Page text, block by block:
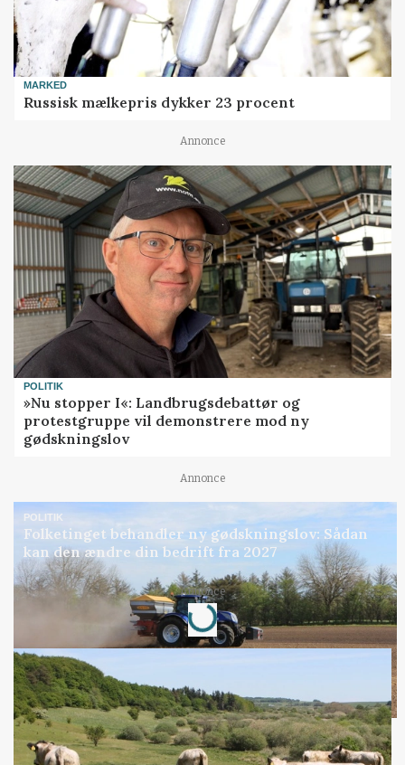
MARKED
Russisk mælkepris dykker 23 procent
Annonce
POLITIK
»Nu stopper I«: Landbrugsdebattør og
protestgruppe vil demonstrere mod ny
gødskningslov
Annonce
POLITIK
Folketinget behandler ny gødskningslov: Sådan
kan den ændre din bedrift fra 2027
Annonce
Loading...